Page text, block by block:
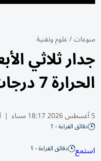
منوعات/علوم وتقنية
جدار ثلاثي
الحرارة 7 درجات
5 أغسطس 2026 18:17 مساء |
دقائق القراءة - 1
استمع دقائق القراءة - 1